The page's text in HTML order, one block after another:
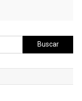
Buscar: